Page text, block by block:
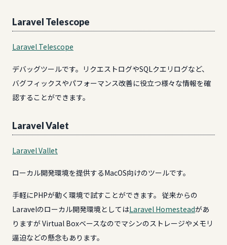
Laravel Telescope
Laravel Telescope
デバッグツールです。リクエストログやSQLクエリログなど、
バグフィックスやパフォーマンス改善に役立つ様々な情報を確
認することができます。
Laravel Valet
Laravel Vallet
ローカル開発環境を提供するMacOS向けのツールです。
手軽にPHPが動く環境で試すことができます。 従来からの
Laravelのローカル開発環境としてはLaravel Homesteadがあ
りますが Virtual Boxベースなのでマシンのストレージやメモリ
逼迫などの懸念もあります。